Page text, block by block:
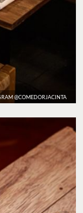
@COMEDORJACINTA